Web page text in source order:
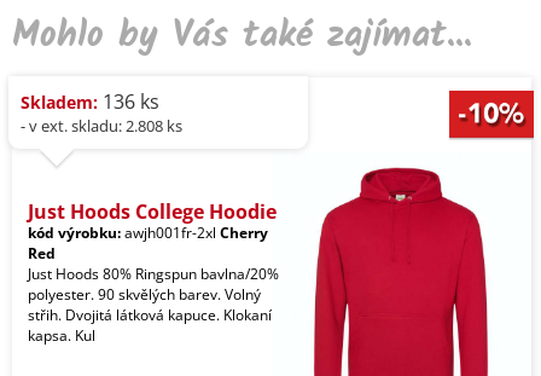
Mohlo by Vás také zajímat...
Skladem: 136 ks
- v ext. skladu: 2.808 ks
Just Hoods College Hoodie
kód výrobku:awjh001fr-2xl Cherry
Red
Just Hoods 80% Ringspun bavlna/20%
polyester. 90 skvělých barev. Volný
střih. Dvojitá látková kapuce. Klokaní
kapsa. Kul